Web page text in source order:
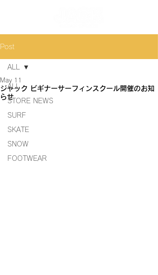
Post
ALL
STORE NEWS
SURF
SKATE
SNOW
FOOTWEAR
ALL
ジャック ビギナーサーフィンスクール開催のお知
らせ
May 11